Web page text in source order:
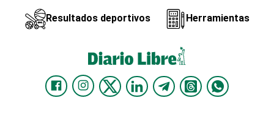
Resultados deportivos Herramientas